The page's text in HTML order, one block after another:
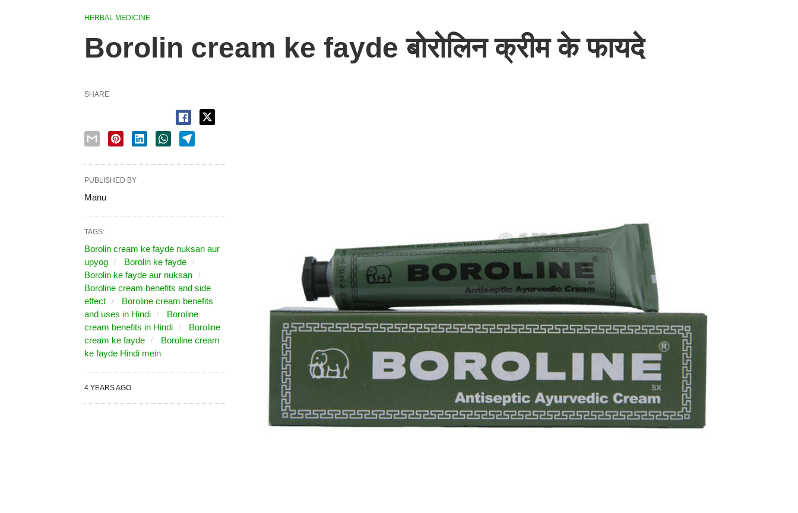
HERBAL MEDICINE
Borolin cream ke fayde बोरोलिन क्रीम के फायदे
SHARE
PUBLISHED BY
Manu
TAGS:
Borolin cream ke fayde nuksan aur
upyog
Borolin ke fayde
Borolin ke fayde aur nuksan
Boroline cream benefits and side
effect
Boroline cream benefits
and uses in Hindi
Boroline
cream benefits in Hindi
Boroline
cream ke fayde
Boroline cream
ke fayde Hindi mein
4 YEARS AGO